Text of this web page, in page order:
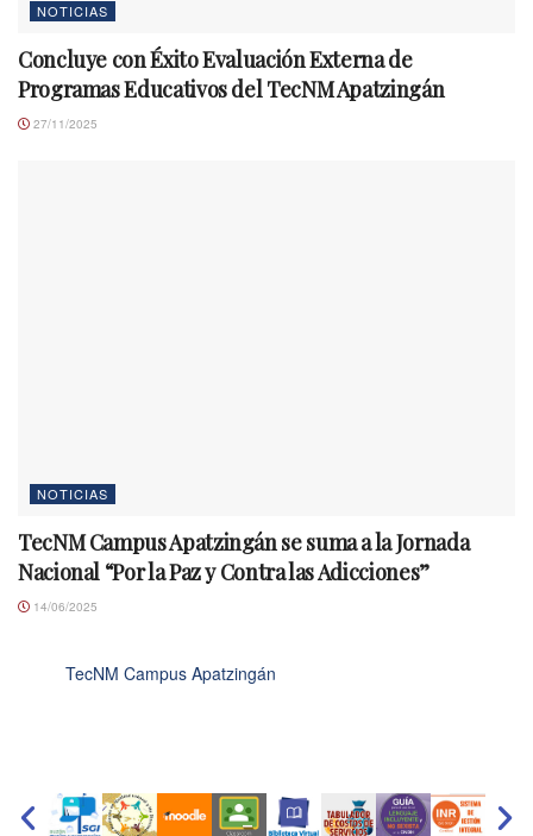
NOTICIAS
Concluye con Éxito Evaluación Externa de
Programas Educativos del TecNM Apatzingán
27/11/2025
NOTICIAS
TecNM Campus Apatzingán se suma a la Jornada
Nacional “Por la Paz y Contra las Adicciones”
14/06/2025
TecNM Campus Apatzingán